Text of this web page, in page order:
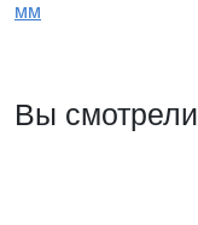
мм
Вы смотрели